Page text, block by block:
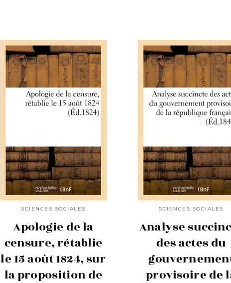
SCIENCES SOCIALES
Apologie de la
censure, rétablie
le 15 août 1824, sur
la proposition de
SCIENCES SOCIALES
Analyse
des actes du
provisoire de